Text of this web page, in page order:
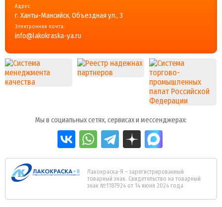
Адрес:
г. Ханты-Мансийск, Объездная ул., 3
Электронная почта:
info@lakokraska-ya.ru
Мы в социальных сетях, сервисах и мессенджерах:
Лакокраска-Я – зарегистрированный
товарный знак. Свидетельство на товарный
знак №1187924 от 14 июня 2024 года